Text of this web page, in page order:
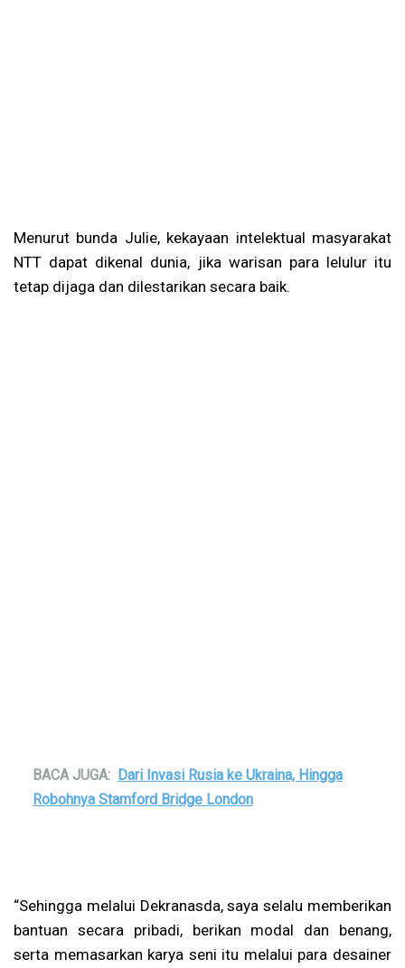
Menurut bunda Julie, kekayaan intelektual masyarakat
NTT dapat dikenal dunia, jika warisan para lelulur itu
tetap dijaga dan dilestarikan secara baik.
BACA JUGA: Dari Invasi Rusia ke Ukraina, Hingga
Robohnya Stamford Bridge London
“Sehingga melalui Dekranasda, saya selalu memberikan
bantuan secara pribadi, berikan modal dan benang,
serta memasarkan karya seni itu melalui para desainer